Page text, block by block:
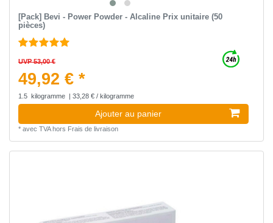
[Pack] Bevi - Power Powder - Alcaline Prix unitaire (50
pièces)
UVP 53,00 €
49,92 € *
1.5 kilogramme | 33,28 € / kilogramme
Ajouter au panier
* avec TVAhors Frais de livraison